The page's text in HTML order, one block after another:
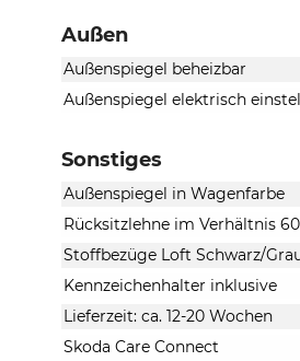
Außen
Außenspiegel beheizbar
Außenspiegel elektrisch
Sonstiges
Außenspiegel in Wagenfarbe
Rücksitzlehne im Verhältnis
Stoffbezüge Loft Schwarz/
Kennzeichenhalter inklusive
Lieferzeit: ca. 12-20 Wochen
Skoda Care Connect